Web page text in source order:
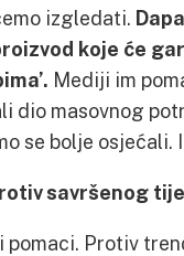
izgledati.
koje će
Mediji im
dio masovnog
se bolje osjećali.
savršenog
pomaci. Protiv